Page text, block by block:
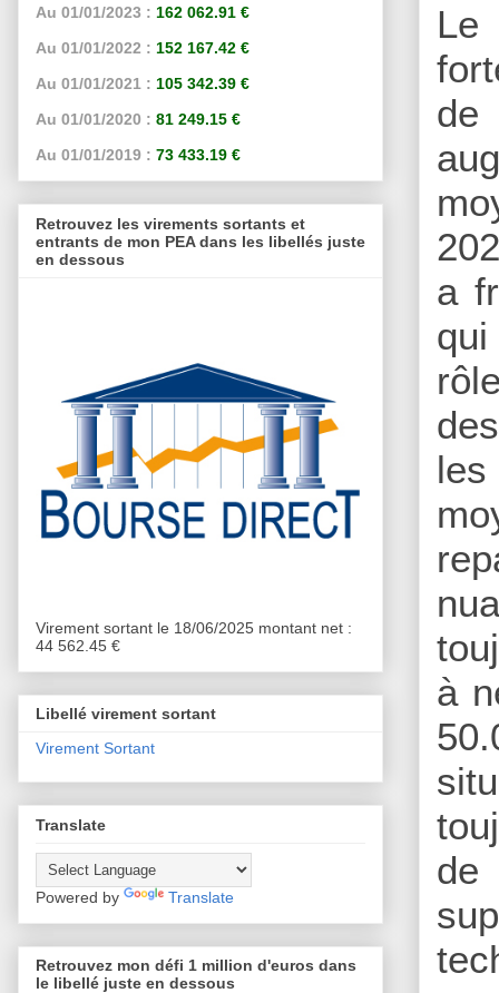
Le
de
a
à
de
Au 01/01/2023 : 162 062.91 €
Au 01/01/2022 : 152 167.42 €
Au 01/01/2021 : 105 342.39 €
Au 01/01/2020 : 81 249.15 €
Au 01/01/2019 : 73 433.19 €
Retrouvez les virements sortants et
entrants de mon PEA dans les libellés juste
en dessous
Virement sortant le 18/06/2025 montant net :
44 562.45 €
Libellé virement sortant
Virement Sortant
Translate
Powered by Translate
Retrouvez mon défi 1 million d'euros dans
le libellé juste en dessous